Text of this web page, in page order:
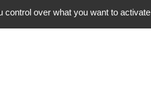
over what you want to activate